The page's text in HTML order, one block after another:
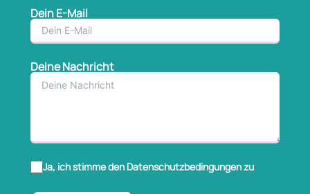
Dein E-Mail
Deine Nachricht
Ja, ich stimme den Datenschutzbedingungen zu